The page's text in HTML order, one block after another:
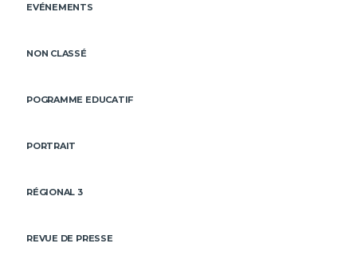
EVÉNEMENTS
NON CLASSÉ
POGRAMME EDUCATIF
PORTRAIT
RÉGIONAL 3
REVUE DE PRESSE